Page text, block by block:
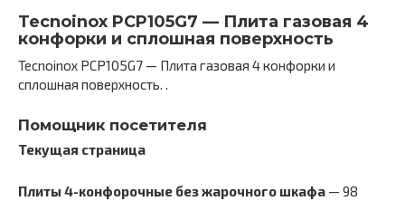
Tecnoinox PCP105G7 — Плита газовая 4
конфорки и сплошная поверхность
Tecnoinox PCP105G7 — Плита газовая 4 конфорки и
сплошная поверхность. .
Помощник посетителя
Текущая страница
Плиты 4-конфорочные без жарочного шкафа — 98